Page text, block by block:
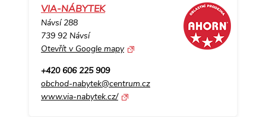
VIA-NÁBYTEK
Návsí 288
739 92 Návsí
Otevřít v Google mapy
+420 606 225 909
obchod-nabytek@centrum.cz
www.via-nabytek.cz/